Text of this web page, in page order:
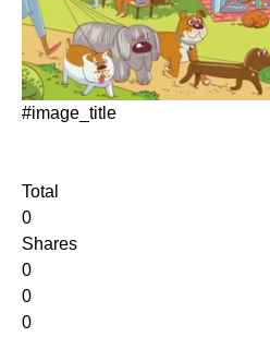
#image_title
Total
0
Shares
0
0
0